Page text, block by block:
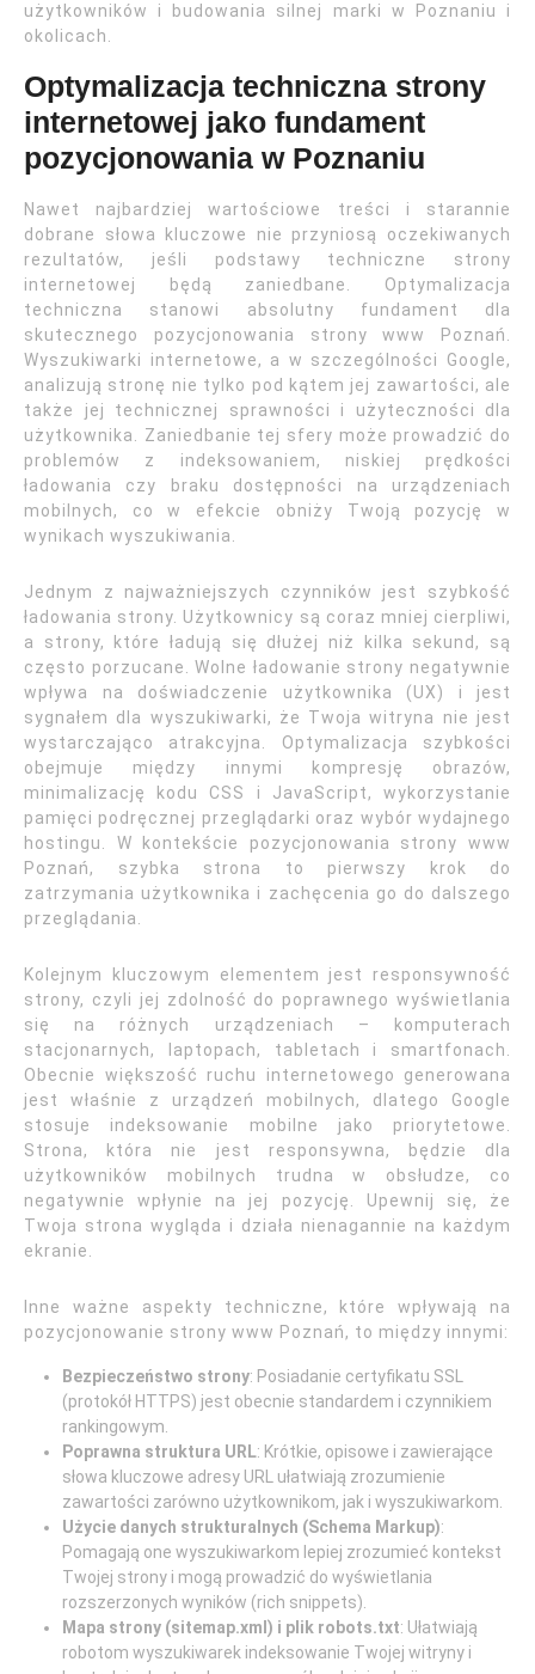
użytkowników i budowania silnej marki w Poznaniu i
okolicach.
Optymalizacja techniczna strony
internetowej jako fundament
pozycjonowania w Poznaniu
Nawet najbardziej wartościowe treści i starannie
dobrane słowa kluczowe nie przyniosą oczekiwanych
rezultatów, jeśli podstawy techniczne strony
internetowej będą zaniedbane. Optymalizacja
techniczna stanowi absolutny fundament dla
skutecznego pozycjonowania strony www Poznań.
Wyszukiwarki internetowe, a w szczególności Google,
analizują stronę nie tylko pod kątem jej zawartości, ale
także jej technicznej sprawności i użyteczności dla
użytkownika. Zaniedbanie tej sfery może prowadzić do
problemów z indeksowaniem, niskiej prędkości
ładowania czy braku dostępności na urządzeniach
mobilnych, co w efekcie obniży Twoją pozycję w
wynikach wyszukiwania.
Jednym z najważniejszych czynników jest szybkość
ładowania strony. Użytkownicy są coraz mniej cierpliwi,
a strony, które ładują się dłużej niż kilka sekund, są
często porzucane. Wolne ładowanie strony negatywnie
wpływa na doświadczenie użytkownika (UX) i jest
sygnałem dla wyszukiwarki, że Twoja witryna nie jest
wystarczająco atrakcyjna. Optymalizacja szybkości
obejmuje między innymi kompresję obrazów,
minimalizację kodu CSS i JavaScript, wykorzystanie
pamięci podręcznej przeglądarki oraz wybór wydajnego
hostingu. W kontekście pozycjonowania strony www
Poznań, szybka strona to pierwszy krok do
zatrzymania użytkownika i zachęcenia go do dalszego
przeglądania.
Kolejnym kluczowym elementem jest responsywność
strony, czyli jej zdolność do poprawnego wyświetlania
się na różnych urządzeniach – komputerach
stacjonarnych, laptopach, tabletach i smartfonach.
Obecnie większość ruchu internetowego generowana
jest właśnie z urządzeń mobilnych, dlatego Google
stosuje indeksowanie mobilne jako priorytetowe.
Strona, która nie jest responsywna, będzie dla
użytkowników mobilnych trudna w obsłudze, co
negatywnie wpłynie na jej pozycję. Upewnij się, że
Twoja strona wygląda i działa nienagannie na każdym
ekranie.
Inne ważne aspekty techniczne, które wpływają na
pozycjonowanie strony www Poznań, to między innymi:
Bezpieczeństwo strony: Posiadanie certyfikatu SSL
(protokół HTTPS) jest obecnie standardem i czynnikiem
rankingowym.
Poprawna struktura URL: Krótkie, opisowe i zawierające
słowa kluczowe adresy URL ułatwiają zrozumienie
zawartości zarówno użytkownikom, jak i wyszukiwarkom.
Użycie danych strukturalnych (Schema Markup):
Pomagają one wyszukiwarkom lepiej zrozumieć kontekst
Twojej strony i mogą prowadzić do wyświetlania
rozszerzonych wyników (rich snippets).
Mapa strony (sitemap.xml) i plik robots.txt: Ułatwiają
robotom wyszukiwarek indeksowanie Twojej witryny i